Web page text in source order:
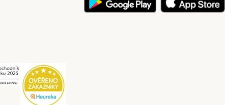
Security